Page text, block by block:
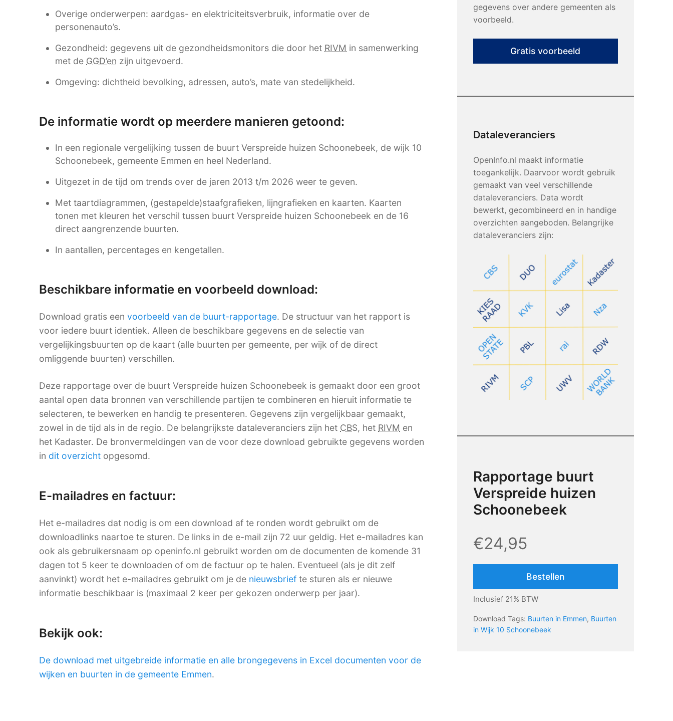
Overige onderwerpen: aardgas- en elektriciteitsverbruik, informatie over de
personenauto’s.
Gezondheid: gegevens uit de gezondheidsmonitors die door het RIVM in samenwerking
met de GGD’en zijn uitgevoerd.
Omgeving: dichtheid bevolking, adressen, auto’s, mate van stedelijkheid.
De informatie wordt op meerdere manieren getoond:
In een regionale vergelijking tussen de buurt Verspreide huizen Schoonebeek, de wijk 10
Schoonebeek, gemeente Emmen en heel Nederland.
Uitgezet in de tijd om trends over de jaren 2013 t/m 2026 weer te geven.
Met taartdiagrammen, (gestapelde)staafgrafieken, lijngrafieken en kaarten. Kaarten
tonen met kleuren het verschil tussen buurt Verspreide huizen Schoonebeek en de 16
direct aangrenzende buurten.
In aantallen, percentages en kengetallen.
Beschikbare informatie en voorbeeld download:
Download gratis een voorbeeld van de buurt-rapportage. De structuur van het rapport is
voor iedere buurt identiek. Alleen de beschikbare gegevens en de selectie van
vergelijkingsbuurten op de kaart (alle buurten per gemeente, per wijk of de direct
omliggende buurten) verschillen.
Deze rapportage over de buurt Verspreide huizen Schoonebeek is gemaakt door een groot
aantal open data bronnen van verschillende partijen te combineren en hieruit informatie te
selecteren, te bewerken en handig te presenteren. Gegevens zijn vergelijkbaar gemaakt,
zowel in de tijd als in de regio. De belangrijkste dataleveranciers zijn het CBS, het RIVM en
het Kadaster. De bronvermeldingen van de voor deze download gebruikte gegevens worden
in dit overzicht opgesomd.
E-mailadres en factuur:
Het e-mailadres dat nodig is om een download af te ronden wordt gebruikt om de
downloadlinks naartoe te sturen. De links in de e-mail zijn 72 uur geldig. Het e-mailadres kan
ook als gebruikersnaam op openinfo.nl gebruikt worden om de documenten de komende 31
dagen tot 5 keer te downloaden of om de factuur op te halen. Eventueel (als je dit zelf
aanvinkt) wordt het e-mailadres gebruikt om je de nieuwsbrief te sturen als er nieuwe
informatie beschikbaar is (maximaal 2 keer per gekozen onderwerp per jaar).
Bekijk ook:
De download met uitgebreide informatie en alle brongegevens in Excel documenten voor de
wijken en buurten in de gemeente Emmen.
gegevens over andere gemeenten als
voorbeeld.
Gratis voorbeeld
Dataleveranciers
OpenInfo.nl maakt informatie
toegankelijk. Daarvoor wordt gebruik
gemaakt van veel verschillende
dataleveranciers. Data wordt
bewerkt, gecombineerd en in handige
overzichten aangeboden. Belangrijke
dataleveranciers zijn:
Rapportage buurt
Verspreide huizen
Schoonebeek
€24,95
Bestellen
Inclusief 21% BTW
Download Tags: Buurten in Emmen, Buurten
in Wijk 10 Schoonebeek